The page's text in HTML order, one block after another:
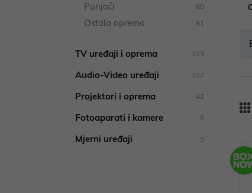
Punjači 60
Ostala oprema 81
TV uređaji i oprema 313
Audio-Video uređaji 317
Projektori i oprema 42
Fotoaparati i kamere 8
Mjerni uređaji 3